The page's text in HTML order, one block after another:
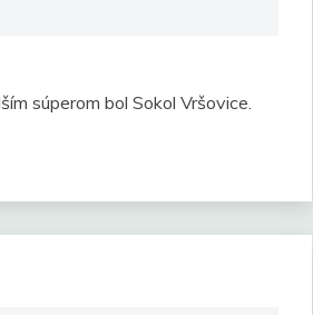
súperom bol Sokol Vršovice.